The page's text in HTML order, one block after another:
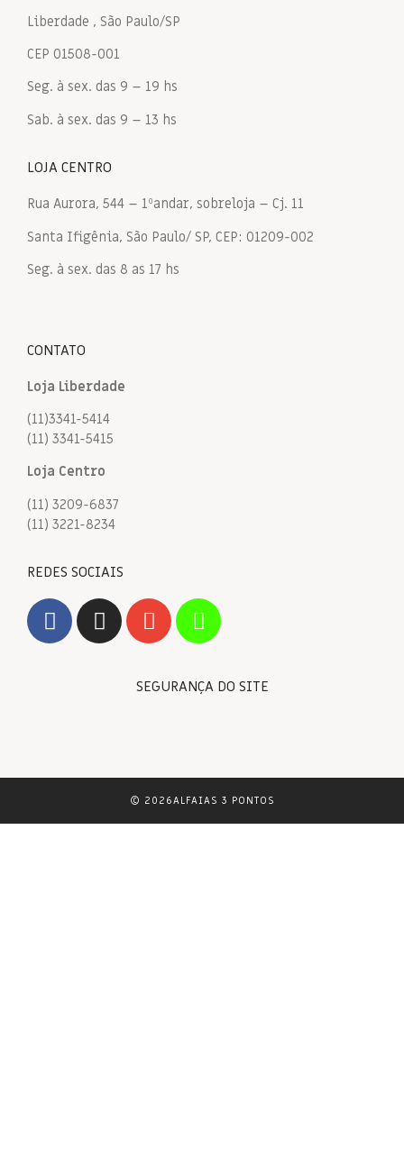
Liberdade , São Paulo/SP
CEP 01508-001
Seg. à sex. das 9 – 19 hs
Sab. à sex. das 9 – 13 hs
LOJA CENTRO
Rua Aurora, 544 – 1ºandar, sobreloja – Cj. 11
Santa Ifigênia, São Paulo/ SP, CEP: 01209-002
Seg. à sex. das 8 as 17 hs
CONTATO
Loja Liberdade
(11)3341-5414
(11) 3341-5415
Loja Centro
(11) 3209-6837
(11) 3221-8234
REDES SOCIAIS
SEGURANÇA DO SITE
© 2026ALFAIAS 3 PONTOS